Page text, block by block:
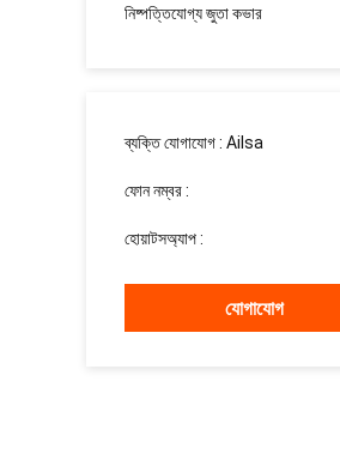
নিষ্পত্তিযোগ্য জুতা কভার
ব্যক্তি যোগাযোগ : Ailsa
ফোন নম্বর :
হোয়াটসঅ্যাপ :
যোগাযোগ